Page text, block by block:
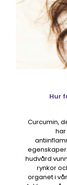
Hur
Curcumin,
hudvård
rynkor
organet i